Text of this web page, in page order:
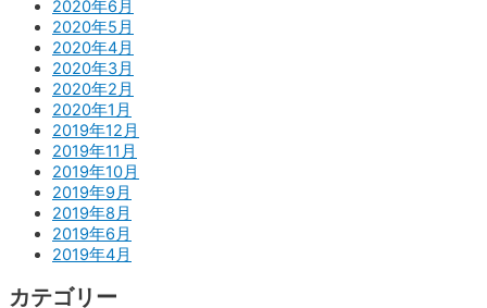
2020年6月
2020年5月
2020年4月
2020年3月
2020年2月
2020年1月
2019年12月
2019年11月
2019年10月
2019年9月
2019年8月
2019年6月
2019年4月
カテゴリー